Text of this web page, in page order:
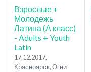
Взрослые +
Молодежь
Латина (А класс)
- Adults + Youth
Latin
17.12.2017,
Красноярск, Огни